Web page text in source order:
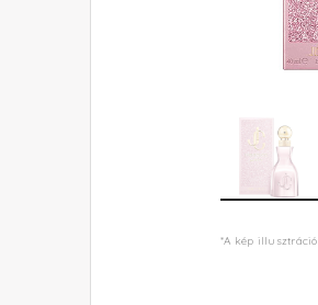
*A kép illusztráció